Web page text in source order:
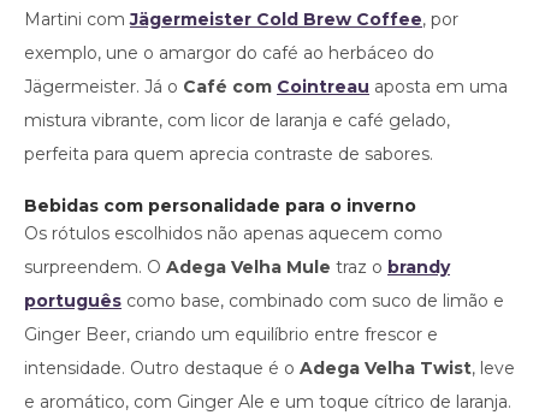
Martini com Jägermeister Cold Brew Coffee, por
exemplo, une o amargor do café ao herbáceo do
Jägermeister. Já o Café com Cointreau aposta em uma
mistura vibrante, com licor de laranja e café gelado,
perfeita para quem aprecia contraste de sabores.
Bebidas com personalidade para o inverno
Os rótulos escolhidos não apenas aquecem como
surpreendem. O Adega Velha Mule traz o brandy
português como base, combinado com suco de limão e
Ginger Beer, criando um equilíbrio entre frescor e
intensidade. Outro destaque é o Adega Velha Twist, leve
e aromático, com Ginger Ale e um toque cítrico de laranja.